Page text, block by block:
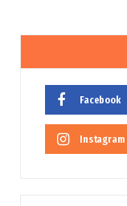
Facebook
Instagram